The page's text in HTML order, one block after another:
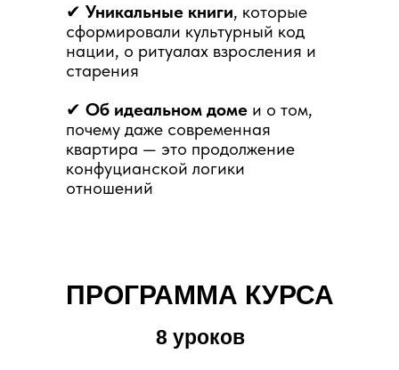
✔ Уникальные книги, которые
сформировали культурный код
нации, о ритуалах взросления и
старения
✔ Об идеальном доме и о том,
почему даже современная
квартира — это продолжение
конфуцианской логики
отношений
8 уроков
ПРОГРАММА КУРСА